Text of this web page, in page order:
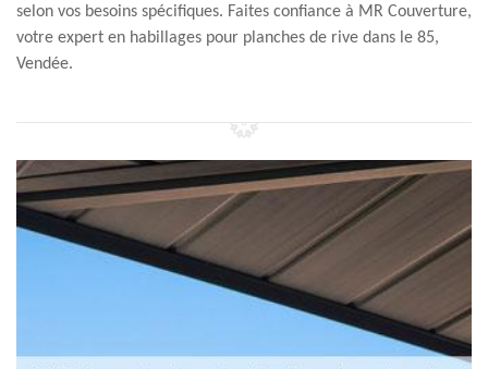
selon vos besoins spécifiques. Faites confiance à MR Couverture,
votre expert en habillages pour planches de rive dans le 85,
Vendée.